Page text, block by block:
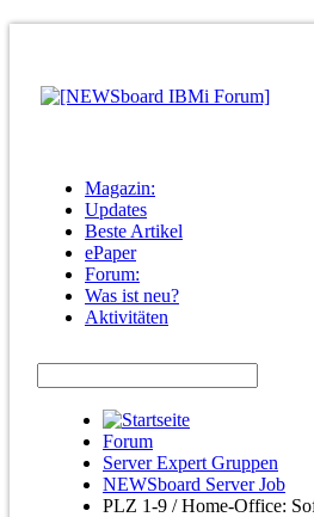
Magazin:
Updates
Beste Artikel
ePaper
Forum:
Was ist neu?
Aktivitäten
Forum
Server Expert Gruppen
NEWSboard Server Job
PLZ 1-9 / Home-Office: